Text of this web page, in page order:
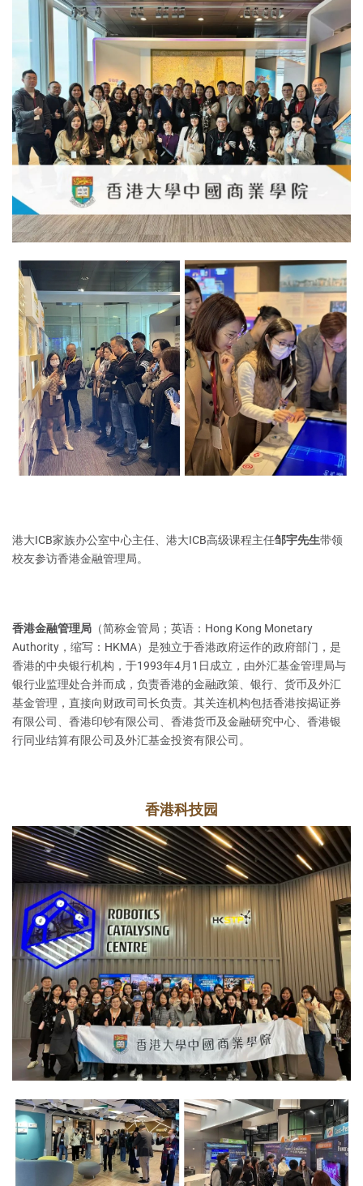
港大ICB家族办公室中心主任、港大ICB高级课程主任邹宇先生带领
校友参访香港金融管理局。
香港金融管理局 （简称金管局；英语：Hong Kong Monetary
Authority，缩写：HKMA）是独立于香港政府运作的政府部门，是
香港的中央银行机构，于1993年4月1日成立，由外汇基金管理局与
银行业监理处合并而成，负责香港的金融政策、银行、货币及外汇
基金管理，直接向财政司司长负责。其关连机构包括香港按揭证券
有限公司、香港印钞有限公司、香港货币及金融研究中心、香港银
行同业结算有限公司及外汇基金投资有限公司。
香港科技园